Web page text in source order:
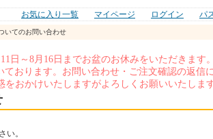
お気に入り一覧 マイページ ログイン パ
いてのお問い合わせ
日～8月16日までお盆のお休みをいただきます
おります。お問い合わせ・ご注文確認の返信
おかけいたしますがよろしくお願いいたします
い。